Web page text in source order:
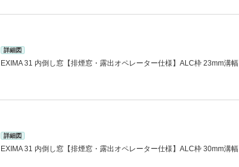
詳細図
EXIMA 31 内倒し窓【排煙窓・露出オペレーター仕様】ALC枠 23mm溝幅
詳細図
EXIMA 31 内倒し窓【排煙窓・露出オペレーター仕様】ALC枠 30mm溝幅